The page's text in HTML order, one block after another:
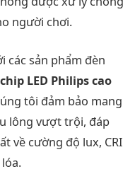
người chơi.
các sản phẩm đèn
chip LED Philips cao
tôi đảm bảo mang
lông vượt trội, đáp
về cường độ lux, CRI